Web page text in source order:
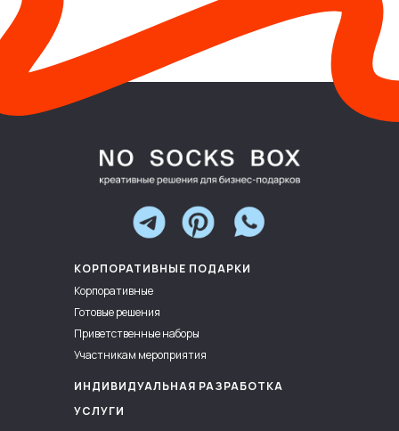
УСЛУГИ
ИНДИВИДУАЛЬНАЯ РАЗРАБОТКА
КОРПОРАТИВНЫЕ ПОДАРКИ
Корпоративные
Готовые решения
Приветственные наборы
Участникам мероприятия